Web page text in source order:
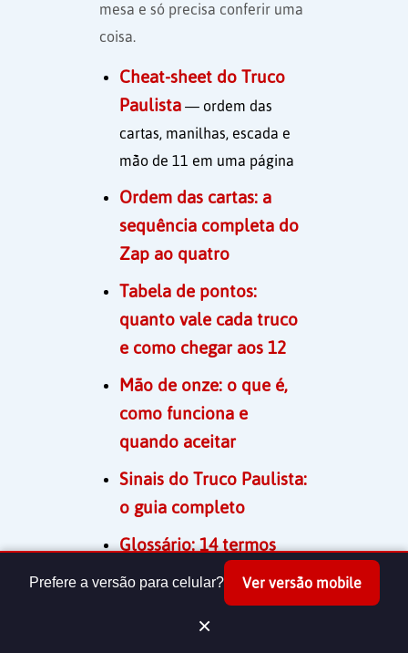
Prefere a versão para celular? Ver versão mobile
×
mesa e só precisa conferir uma
coisa.
Cheat-sheet do Truco
Paulista — ordem das
cartas, manilhas, escada e
mão de 11 em uma página
Ordem das cartas: a
sequência completa do
Zap ao quatro
Tabela de pontos:
quanto vale cada truco
e como chegar aos 12
Mão de onze: o que é,
como funciona e
quando aceitar
Sinais do Truco Paulista:
o guia completo
Glossário: 14 termos
essenciais do truco
Truco online grátis: